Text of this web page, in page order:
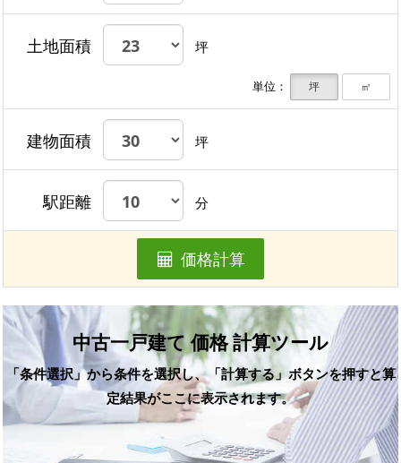
土地面積 坪
単位： 坪 ㎡
建物面積 坪
駅距離 分
価格計算
中古一戸建て 価格 計算ツール
「条件選択」から条件を選択し、「計算する」ボタンを押すと算
定結果がここに表示されます。